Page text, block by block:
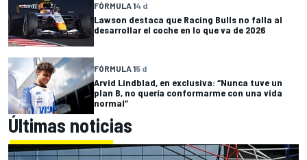
FÓRMULA 14 d
Lawson destaca que Racing Bulls no falla al
desarrollar el coche en lo que va de 2026
FÓRMULA 15 d
Arvid Lindblad, en exclusiva: “Nunca tuve un
plan B, no quería conformarme con una vida
normal”
Últimas noticias